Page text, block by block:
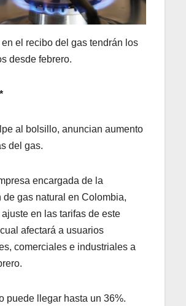
en el recibo del gas tendrán los
desde febrero.
al bolsillo, anuncian aumento
del gas.
encargada de la
de gas natural en Colombia,
en las tarifas de este
afectará a usuarios
comerciales e industriales a
puede llegar hasta un 36%.